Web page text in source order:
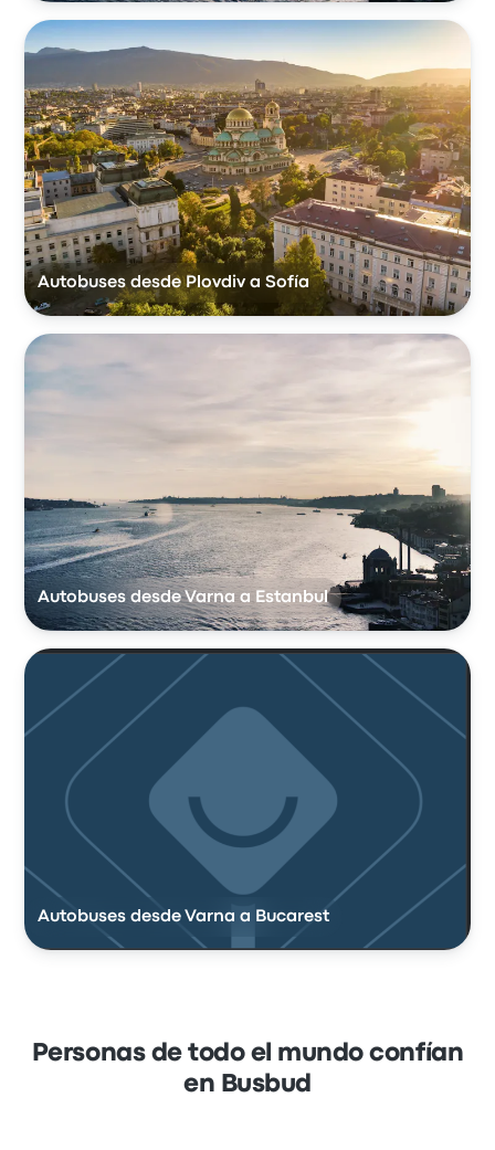
Autobuses desde Plovdiv a Sofía
Autobuses desde Varna a Estanbul
Autobuses desde Varna a Bucarest
Personas de todo el mundo confían
en Busbud